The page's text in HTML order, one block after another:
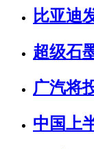
比亚迪
超级石
广汽将
中国上